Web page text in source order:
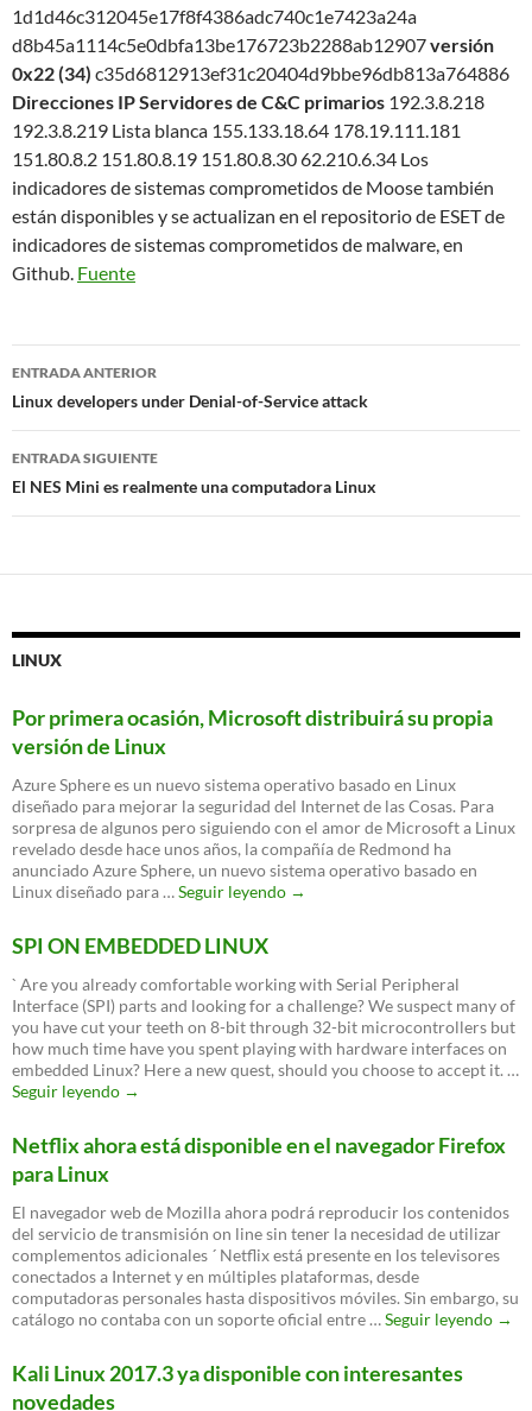
1d1d46c312045e17f8f4386adc740c1e7423a24a
d8b45a1114c5e0dbfa13be176723b2288ab12907versión
0x22 (34) c35d6812913ef31c20404d9bbe96db813a764886
Direcciones IPServidores de C&C primarios 192.3.8.218
192.3.8.219 Lista blanca 155.133.18.64 178.19.111.181
151.80.8.2 151.80.8.19 151.80.8.30 62.210.6.34 Los
indicadores de sistemas comprometidos de Moose también
están disponibles y se actualizan en el repositorio de ESET de
indicadores de sistemas comprometidos de malware, en
Github. Fuente
Navegación
de
entradas
ENTRADA ANTERIOR
Linux developers under Denial-of-Service attack
ENTRADA SIGUIENTE
El NES Mini es realmente una computadora Linux
LINUX
Por primera ocasión, Microsoft distribuirá su propia
versión de Linux
Azure Sphere es un nuevo sistema operativo basado en Linux
diseñado para mejorar la seguridad del Internet de las Cosas. Para
sorpresa de algunos pero siguiendo con el amor de Microsoft a Linux
revelado desde hace unos años, la compañía de Redmond ha
anunciado Azure Sphere, un nuevo sistema operativo basado en
Linux diseñado para …Seguir leyendo Por
distribuirá
su
propia
versión
de
Linux
→
SPI ON EMBEDDED LINUX
` Are you already comfortable working with Serial Peripheral
Interface (SPI) parts and looking for a challenge? We suspect many of
you have cut your teeth on 8-bit through 32-bit microcontrollers but
how much time have you spent playing with hardware interfaces on
embedded Linux? Here a new quest, should you choose to accept it. …
Seguir leyendo SPI
LINUX
→
Netflix ahora está disponible en el navegador Firefox
para Linux
El navegador web de Mozilla ahora podrá reproducir los contenidos
del servicio de transmisión on line sin tener la necesidad de utilizar
complementos adicionales ´ Netflix está presente en los televisores
conectados a Internet y en múltiples plataformas, desde
computadoras personales hasta dispositivos móviles. Sin embargo, su
catálogo no contaba con un soporte oficial entre …Seguir leyendo →
Kali Linux 2017.3 ya disponible con interesantes
novedades